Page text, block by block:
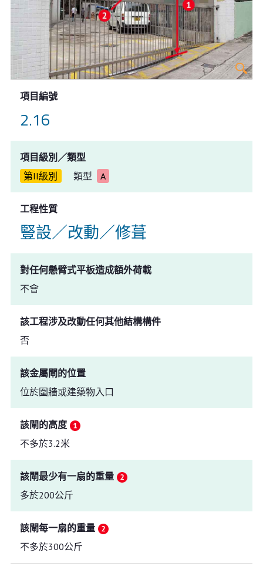
項目編號
2.16
項目級別／類型
第II級別
類型 A
工程性質
豎設／改動／修葺
對任何懸臂式平板造成額外荷載
不會
該工程涉及改動任何其他結構構件
否
該金屬閘的位置
位於圍牆或建築物入口
該閘的高度
不多於3.2米
該閘最少有一扇的重量
多於200公斤
該閘每一扇的重量
不多於300公斤